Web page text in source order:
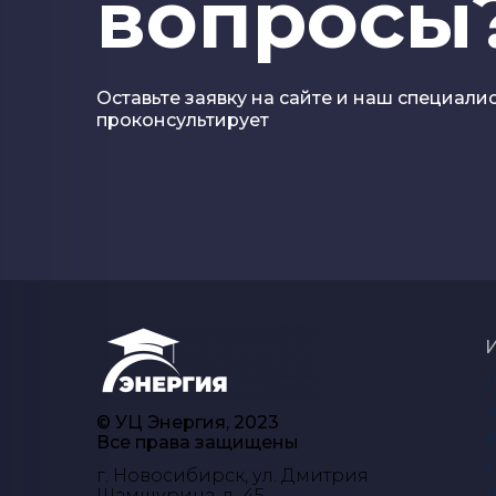
Оставьте заявку на сайте и наш
проконсультирует
© УЦ Энергия, 2023
Все права защищены
г. Новосибирск, ул. Дмитрия